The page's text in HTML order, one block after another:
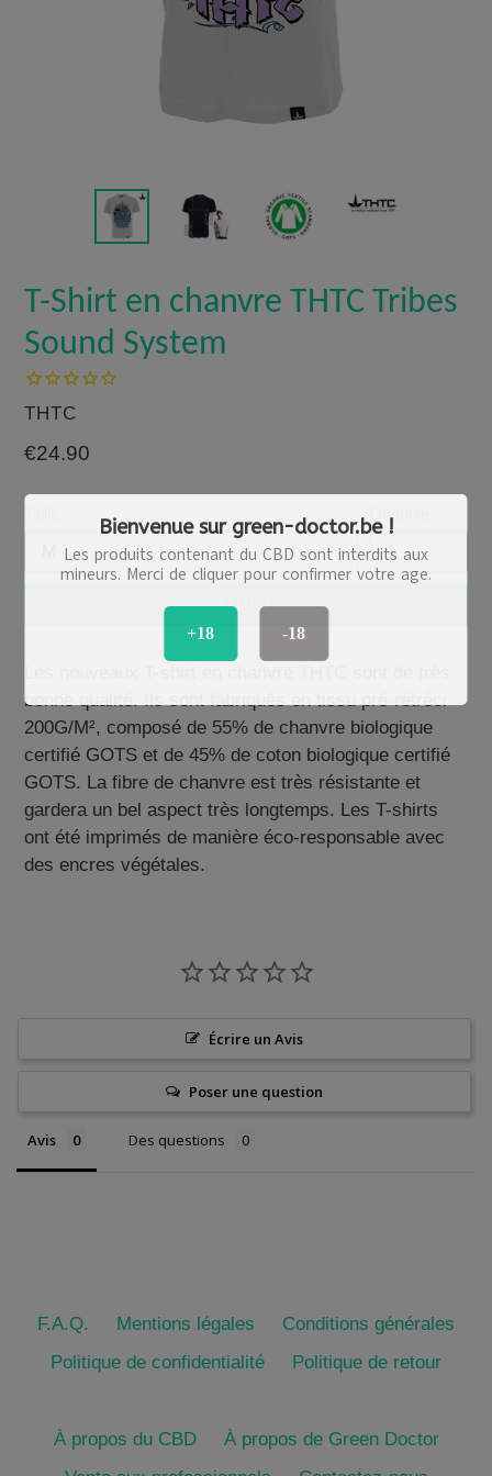
T-Shirt en chanvre THTC Tribes
Sound System
THTC
Prix
€24.90
Taille Quantité
ÉPUISÉ
bonne qualité.Ils sont fabriqués en tissu pré-rétréci
200G/M², composé de 55% de chanvre biologique
certifié GOTS et de 45% de coton biologique certifié
GOTS. La fibre de chanvre est très résistante et
gardera un bel aspect très longtemps. Les T-shirts
ont été imprimés de manière éco-responsable avec
des encres végétales.
Écrire un Avis
Poser une question
Avis Des questions
F.A.Q. Mentions légales
Conditions générales
Politique de confidentialité
Politique de retour
À propos du CBD
À propos de Green Doctor
Bienvenue sur green-doctor.be !
Les produits contenant du CBD sont interdits aux
mineurs. Merci de cliquer pour confirmer votre age.
+18 -18